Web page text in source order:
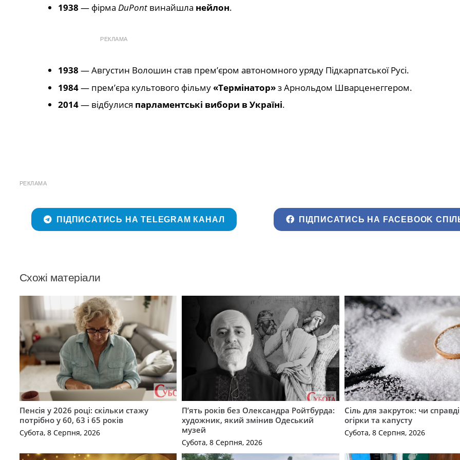
1938 — фірма DuPontвинайшла нейлон.
РЕКЛАМА
1938 — Августин Волошин став прем’єром автономного уряду Підкарпатської Русі.
1984— прем’єра культового фільму«Термінатор»з Арнольдом Шварценеггером.
2014— відбулися парламентські вибори в Україні.
РЕКЛАМА
ПІДПИСАТИСЬ НА TELEGRAM КАНАЛ ПІДПИСАТИСЬ НА FACEBOOK
Схожі матеріали
Пенсія у 2026 році: скільки стажу
потрібно у 60, 63 і 65 років
Субота, 8 Серпня, 2026
П’ять років без Олександра Ройтбурда:
художник, який змінив Одеський
музей
Субота, 8 Серпня, 2026
Сіль для закруток: чи
огірки та капусту
Субота, 8 Серпня, 2026